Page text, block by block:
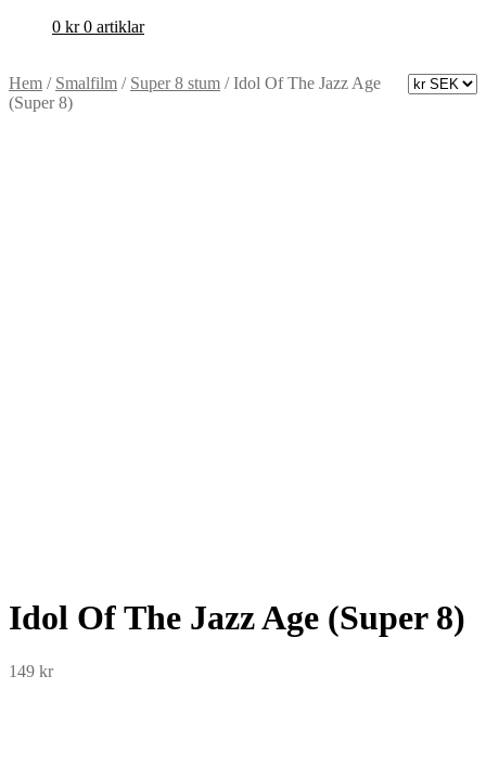
0 kr 0 artiklar
Hem / Smalfilm / Super 8 stum /Idol Of The Jazz Age
(Super 8)
Idol Of The Jazz Age (Super 8)
149 kr